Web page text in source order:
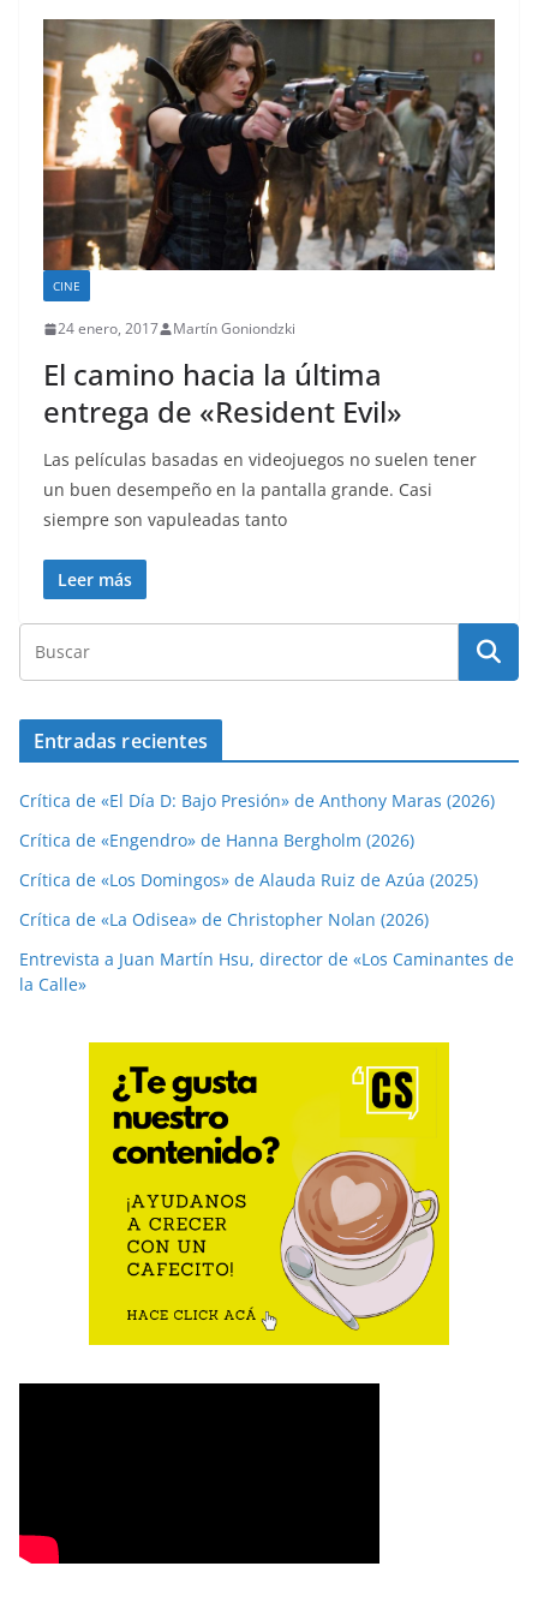
CINE
24 enero, 2017 Martín Goniondzki
El camino hacia la última
entrega de «Resident Evil»
Las películas basadas en videojuegos no suelen tener
un buen desempeño en la pantalla grande. Casi
siempre son vapuleadas tanto
Leer más
Entradas recientes
Crítica de «El Día D: Bajo Presión» de Anthony Maras (2026)
Crítica de «Engendro» de Hanna Bergholm (2026)
Crítica de «Los Domingos» de Alauda Ruiz de Azúa (2025)
Crítica de «La Odisea» de Christopher Nolan (2026)
Entrevista a Juan Martín Hsu, director de «Los Caminantes de
la Calle»